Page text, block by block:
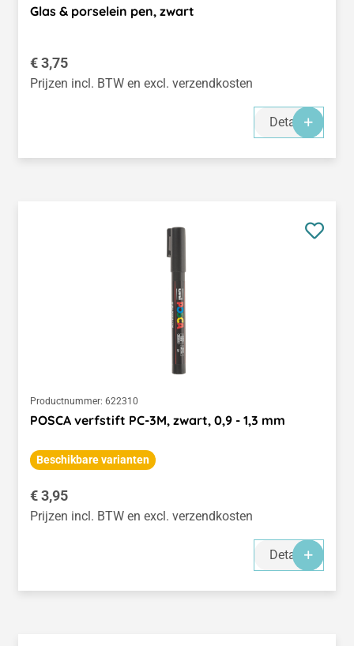
Glas & porselein pen, zwart
Normale prijs:
€ 3,75
Prijzen incl. BTW en excl. verzendkosten
Details
Productnummer: 622310
POSCA verfstift PC-3M, zwart, 0,9 - 1,3 mm
Beschikbare varianten
Normale prijs:
€ 3,95
Prijzen incl. BTW en excl. verzendkosten
Details